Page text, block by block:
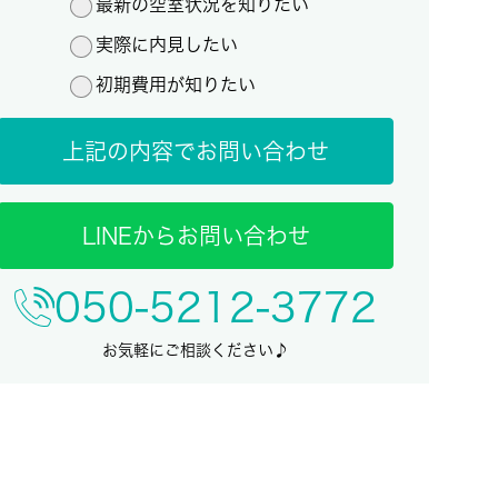
最新の空室状況を知りたい
実際に内見したい
初期費用が知りたい
上記の内容でお問い合わせ
LINEからお問い合わせ
050-5212-3772
お気軽にご相談ください♪